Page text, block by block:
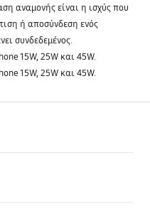
αναμονής είναι η ισχύς που
ή αποσύνδεση ενός
συνδεδεμένος.
15W, 25W και 45W.
15W, 25W και 45W.